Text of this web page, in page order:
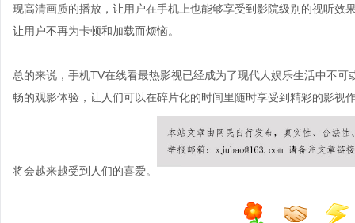
现高清画质的播放，让用户在手机上也能够享受到影院级别的视听效
让用户不再为卡顿和加载而烦恼。
总的来说，手机TV在线看最热影视已经成为了现代人娱乐生活中不
畅的观影体验，让人们可以在碎片化的时间里随时享受到精彩的影
将会越来越受到人们的喜爱。